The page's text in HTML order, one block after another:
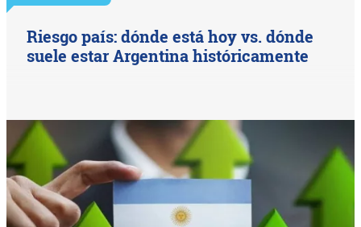
Riesgo país: dónde está hoy vs. dónde
suele estar Argentina históricamente